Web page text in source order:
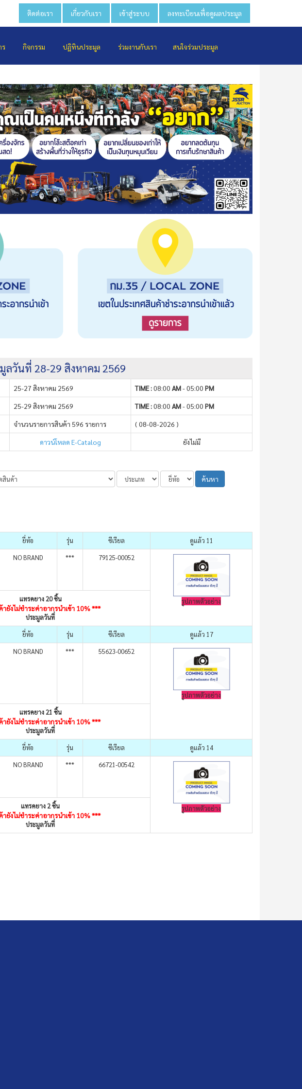
ติดต่อเรา เกี่ยวกับเรา เข้าสู่ระบบ ลงทะเบียนเพื่อดูผลประมูล
ร กิจกรรม ปฏิทินประมูล ร่วมงานกับเรา สนใจร่วมประมูล
ลวันที่ 28-29 สิงหาคม 2569
25-27 สิงหาคม 2569 TIME :08:00 AM- 05:00 PM
25-29 สิงหาคม 2569 TIME :08:00 AM- 05:00 PM
จำนวนรายการสินค้า 596 รายการ ( 08-08-2026 )
ดาวน์โหลด E-Catalog ยังไม่มี
ค้นหา
ยี่ห้อ รุ่น ซีเรียล ดูแล้ว 11
NO BRAND *** 79125-00052
รูปภาพตัวอย่าง
แทรคยาง 20 ชิ้น
ยังไม่ชำระค่าอากรนำเข้า 10% ***
ประมูลวันที่
ยี่ห้อ รุ่น ซีเรียล ดูแล้ว 17
NO BRAND *** 55623-00652
รูปภาพตัวอย่าง
แทรคยาง 21 ชิ้น
ยังไม่ชำระค่าอากรนำเข้า 10% ***
ประมูลวันที่
ยี่ห้อ รุ่น ซีเรียล ดูแล้ว 14
NO BRAND *** 66721-00542
รูปภาพตัวอย่าง
แทรคยาง 2 ชิ้น
ยังไม่ชำระค่าอากรนำเข้า 10% ***
ประมูลวันที่